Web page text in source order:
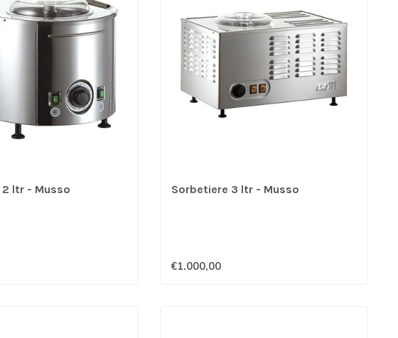
ltr - Musso Sorbetiere 3 ltr - Musso
€1.000,00